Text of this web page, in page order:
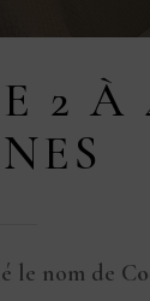
2 À
le nom de